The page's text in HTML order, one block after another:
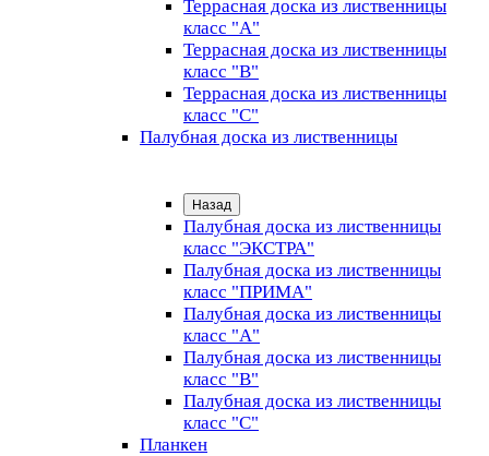
Террасная доска из лиственницы
класс "А"
Террасная доска из лиственницы
класс "B"
Террасная доска из лиственницы
класс "C"
Палубная доска из лиственницы
Назад
Палубная доска из лиственницы
класс "ЭКСТРА"
Палубная доска из лиственницы
класс "ПРИМА"
Палубная доска из лиственницы
класс "А"
Палубная доска из лиственницы
класс "B"
Палубная доска из лиственницы
класс "C"
Планкен